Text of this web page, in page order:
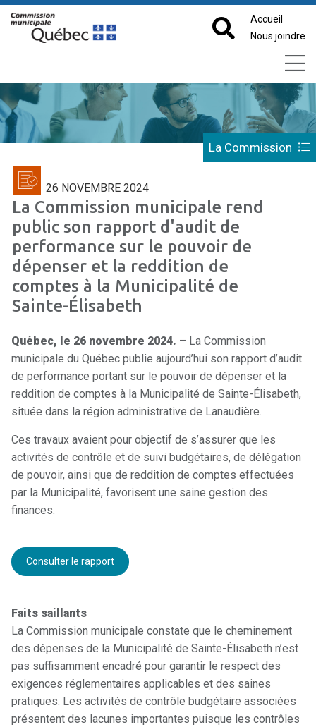
Accueil
Nous joindre
La Commission
26 NOVEMBRE 2024
La Commission municipale rend
public son rapport d'audit de
performance sur le pouvoir de
dépenser et la reddition de
comptes à la Municipalité de
Sainte-Élisabeth
Québec, le 26 novembre 2024. – La Commission
municipale du Québec publie aujourd’hui son rapport d’audit
de performance portant sur le pouvoir de dépenser et la
reddition de comptes à la Municipalité de Sainte-Élisabeth,
située dans la région administrative de Lanaudière.
Ces travaux avaient pour objectif de s’assurer que les
activités de contrôle et de suivi budgétaires, de délégation
de pouvoir, ainsi que de reddition de comptes effectuées
par la Municipalité, favorisent une saine gestion des
finances.
Consulter le rapport
Faits saillants
La Commission municipale constate que le cheminement
des dépenses de la Municipalité de Sainte-Élisabeth n’est
pas suffisamment encadré pour garantir le respect des
exigences réglementaires applicables et des saines
pratiques. Les activités de contrôle budgétaire associées
présentent des lacunes importantes puisque les contrôles